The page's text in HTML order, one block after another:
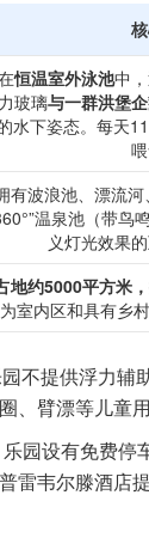
恒温室外泳池中
力玻璃与一群洪堡
水下姿态。每天
有波浪池、漂流
温泉池（带鸟
义灯光效果
地约5000平方米
为室内区和具有乡
不提供浮力辅
、臂漂等儿童
乐园设有免费停
雷韦尔滕酒店